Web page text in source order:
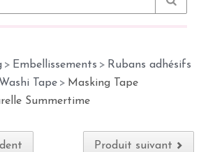
> Embellissements > Rubans adhésifs
Tape > Masking Tape
Summertime
Produit suivant